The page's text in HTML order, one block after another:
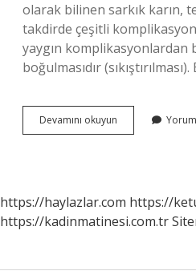
olarak bilinen sarkık karın,
takdirde çeşitli
yaygın komplikasyonlardan
boğulmasıdır
Devamını okuyun
Düşüklüğü
https://haylazlar.com https://
https://kadinmatinesi.com.tr